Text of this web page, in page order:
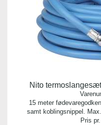
Nito
15 meter
samt koblingsnippel.
Pris